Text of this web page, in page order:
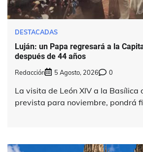
DESTACADAS
Luján: un Papa regresará a la
después de 44 años
Redacción 5 Agosto, 2026 0
La visita de León XIV a la Basílica
prevista para noviembre, pondrá